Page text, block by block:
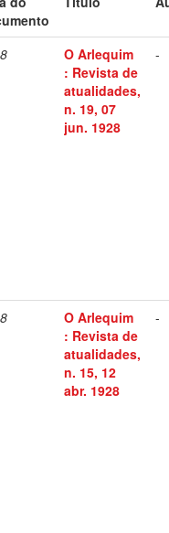
O Arlequim
: Revista de
atualidades,
n. 19, 07
jun. 1928
-
O Arlequim
: Revista de
atualidades,
n. 15, 12
abr. 1928
-